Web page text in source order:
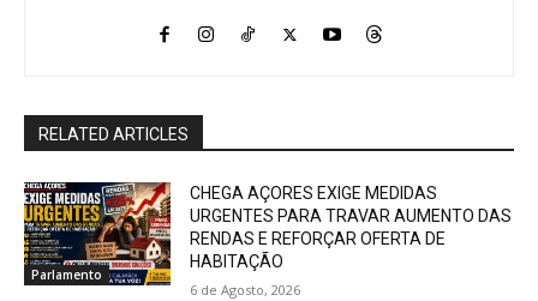
RELATED ARTICLES
Parlamento
CHEGA AÇORES EXIGE MEDIDAS
URGENTES PARA TRAVAR AUMENTO DAS
RENDAS E REFORÇAR OFERTA DE
HABITAÇÃO
6 de Agosto, 2026